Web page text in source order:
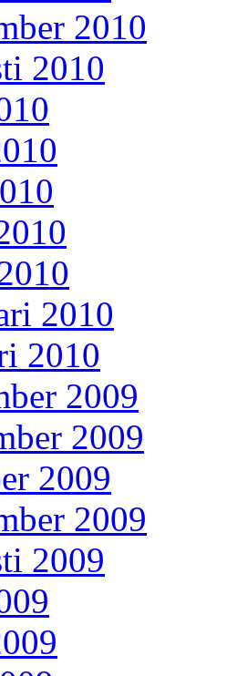
2010
2010
2010
2010
2009
2009
2009
2009
2009